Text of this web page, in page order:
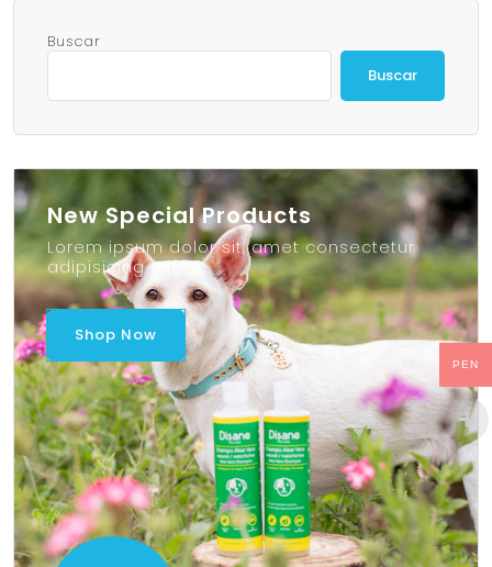
Buscar
Buscar
New Special Products
Lorem ipsum dolor sit, amet consectetur
adipisicing elit
Shop Now
PEN